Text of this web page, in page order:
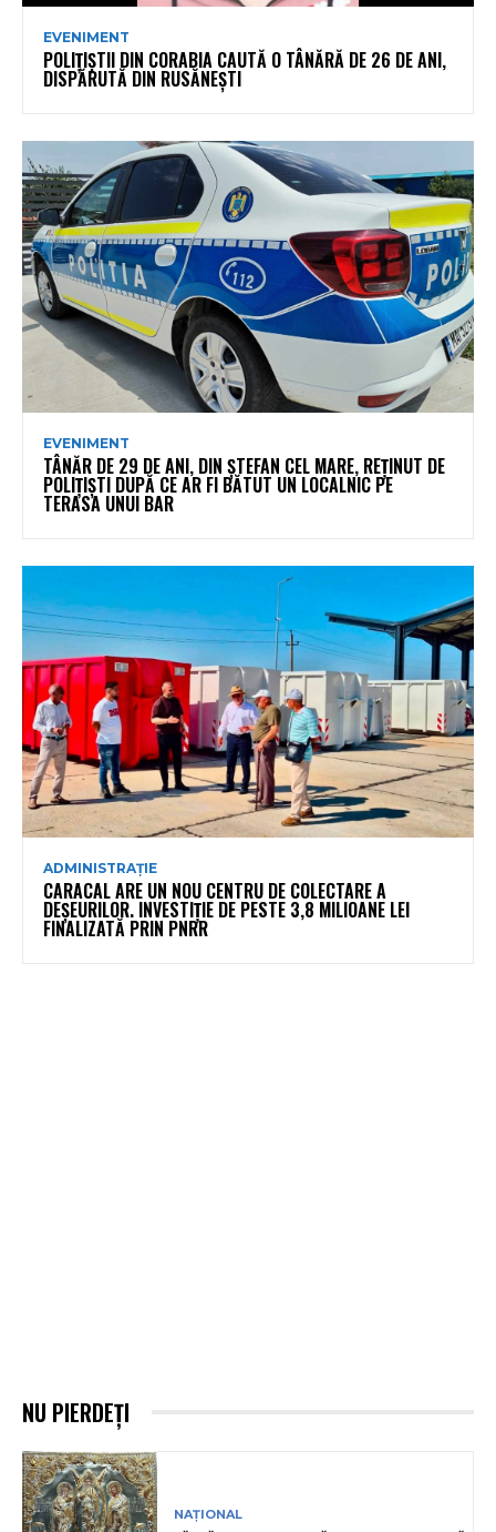
EVENIMENT
POLIȚIȘTII DIN CORABIA CAUTĂ O TÂNĂRĂ DE 26 DE ANI,
DISPĂRUTĂ DIN RUSĂNEȘTI
EVENIMENT
TÂNĂR DE 29 DE ANI, DIN ȘTEFAN CEL MARE, REȚINUT DE
POLIȚIȘTI DUPĂ CE AR FI BĂTUT UN LOCALNIC PE
TERASA UNUI BAR
ADMINISTRAȚIE
CARACAL ARE UN NOU CENTRU DE COLECTARE A
DEȘEURILOR. INVESTIȚIE DE PESTE 3,8 MILIOANE LEI
FINALIZATĂ PRIN PNRR
NU PIERDEȚI
NAȚIONAL